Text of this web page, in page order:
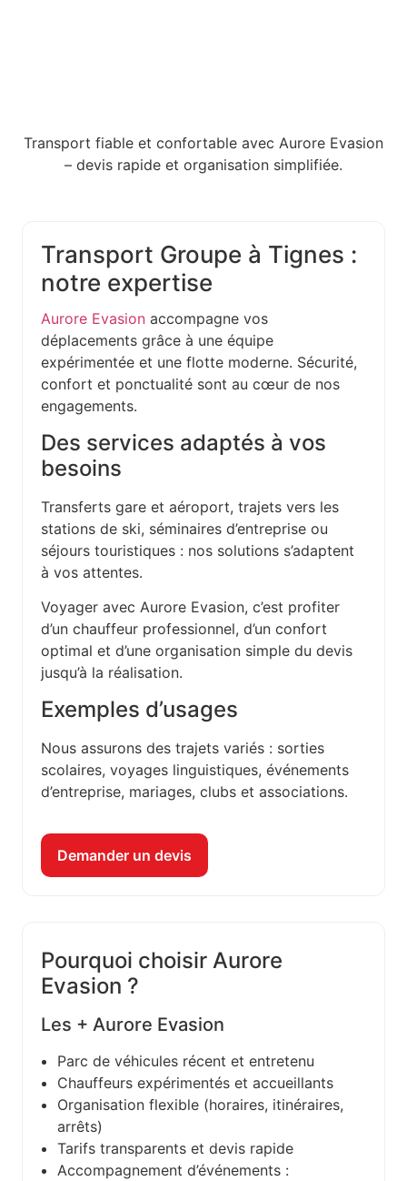
Transport fiable et confortable avec Aurore Evasion
– devis rapide et organisation simplifiée.
Transport Groupe à Tignes :
notre expertise
Aurore Evasion accompagne vos
déplacements grâce à une équipe
expérimentée et une flotte moderne. Sécurité,
confort et ponctualité sont au cœur de nos
engagements.
Des services adaptés à vos
besoins
Transferts gare et aéroport, trajets vers les
stations de ski, séminaires d’entreprise ou
séjours touristiques : nos solutions s’adaptent
à vos attentes.
Voyager avec Aurore Evasion, c’est profiter
d’un chauffeur professionnel, d’un confort
optimal et d’une organisation simple du devis
jusqu’à la réalisation.
Exemples d’usages
Nous assurons des trajets variés : sorties
scolaires, voyages linguistiques, événements
d’entreprise, mariages, clubs et associations.
Demander un devis
Pourquoi choisir Aurore
Evasion ?
Les + Aurore Evasion
Parc de véhicules récent et entretenu
Chauffeurs expérimentés et accueillants
Organisation flexible (horaires, itinéraires,
arrêts)
Tarifs transparents et devis rapide
Accompagnement d’événements :